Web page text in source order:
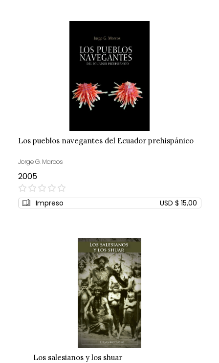
Los pueblos navegantes del Ecuador prehispánico
Jorge G. Marcos
2005
0%
Impreso USD $ 15,00
Los salesianos y los shuar